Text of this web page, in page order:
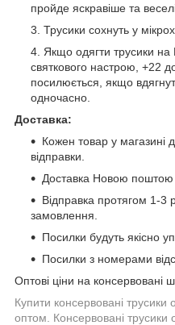
пройде яскравіше та
Трусики сохнуть у
Якщо одягти трусики
святкового настрою, +22
посилюється, якщо
одночасно.
Доставка:
Кожен товар у магазині
відправки.
Доставка Новою поштою
Відправка протягом 1-3
замовлення.
Посилки будуть якісно
Посилки з номерами
Оптові ціни на консервовані
Купити консервовані трусики
оптом. Консервовані трусики